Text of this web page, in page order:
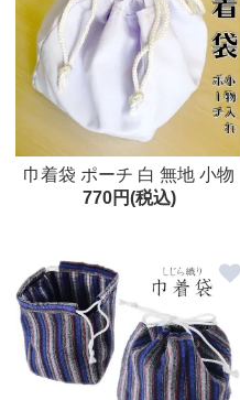
巾着袋 ポーチ 白 無地 小物
入れ 巡礼 日本製
770円(税込)